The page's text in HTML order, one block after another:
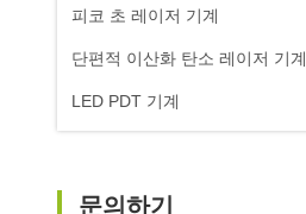
피코 초 레이저 기계
단편적 이산화 탄소 레이저 기계
LED PDT 기계
문의하기